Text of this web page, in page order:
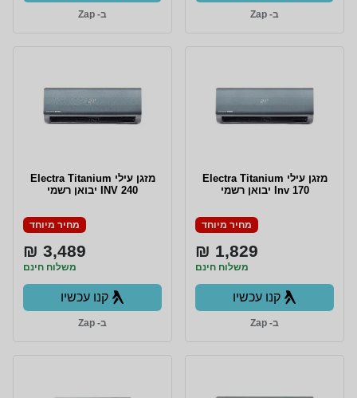
ב- Zap ב- Zap
מזגן עילי Electra Titanium
Inv 170 יבואן רשמי
מחיר מיוחד
1,829 ₪
משלוח חינם
קנו עכשיו
ב- Zap
‏מזגן עילי Electra Titanium
INV 240 יבואן רשמי
מחיר מיוחד
3,489 ₪
משלוח חינם
קנו עכשיו
ב- Zap